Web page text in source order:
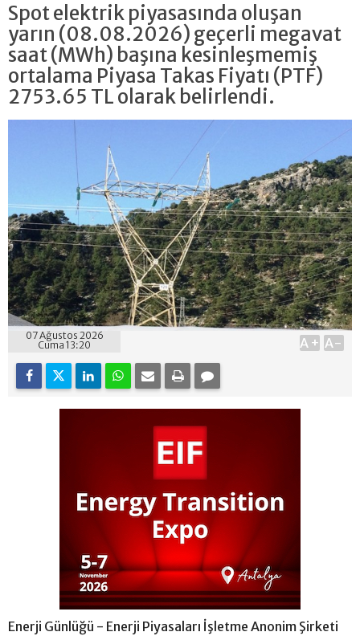
Spot elektrik piyasasında oluşan
yarın (08.08.2026) geçerli megavat
saat (MWh) başına kesinleşmemiş
ortalama Piyasa Takas Fiyatı (PTF)
2753.65 TL olarak belirlendi.
07 Ağustos 2026
Cuma 13:20
A+ A-
Enerji Günlüğü - Enerji Piyasaları İşletme Anonim Şirketi